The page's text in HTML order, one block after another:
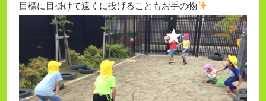
目標に目掛けて遠くに投げることもお手の物